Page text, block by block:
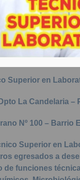
Superior en
La Candelaria –
Nº 100 – Barrio
Superior en
egresados ​​a
de funciones